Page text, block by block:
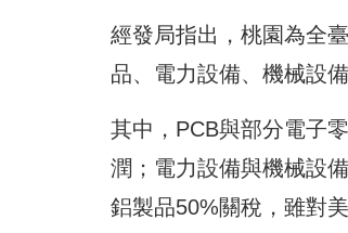
經發局指出，桃園為全
品、電力設備、機械設
其中，PCB與部分電子
潤；電力設備與機械設
鋁製品50%關稅，雖對